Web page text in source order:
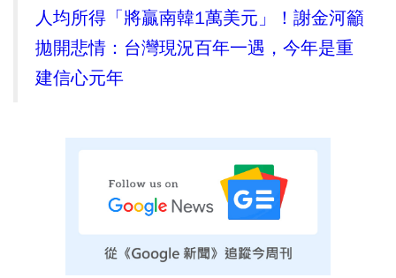
人均所得「將贏南韓1萬美元」！謝金河籲
拋開悲情：台灣現況百年一遇，今年是重
建信心元年